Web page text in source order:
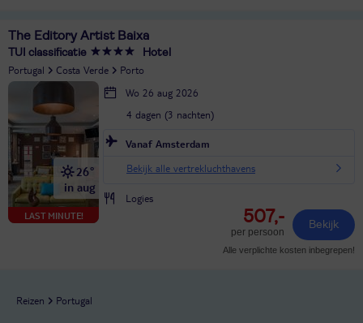
The Editory Artist Baixa
TUI classificatie Hotel
Portugal Costa Verde Porto
LAST MINUTE!
26°
in aug
Wo 26 aug 2026
4 dagen (3 nachten)
Vanaf Amsterdam
Bekijk alle vertrekluchthavens
Logies
507,-
per persoon
Bekijk
Alle verplichte kosten inbegrepen!
Reizen Portugal